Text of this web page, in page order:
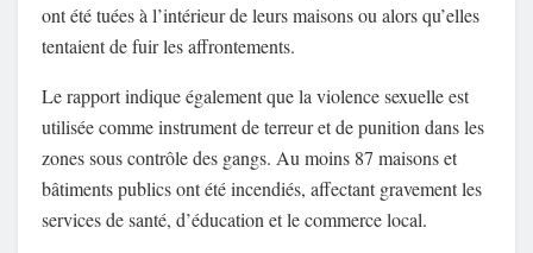
ont été tuées à l’intérieur de leurs maisons ou alors qu’elles
tentaient de fuir les affrontements.
Le rapport indique également que la violence sexuelle est
utilisée comme instrument de terreur et de punition dans les
zones sous contrôle des gangs. Au moins 87 maisons et
bâtiments publics ont été incendiés, affectant gravement les
services de santé, d’éducation et le commerce local.